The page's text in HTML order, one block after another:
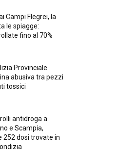
Campi Flegrei, la
le spiagge:
fino al 70%
Provinciale
abusiva tra pezzi
tossici
antidroga a
e Scampia,
252 dosi trovate in